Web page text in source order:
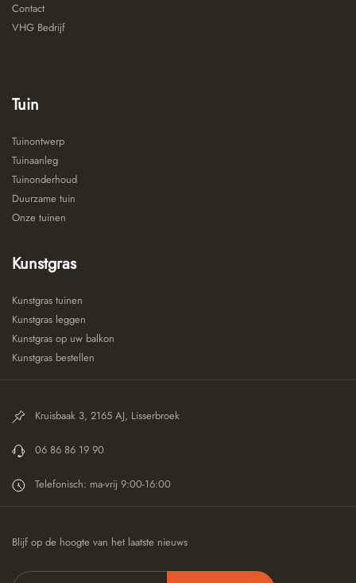
Contact
VHG Bedrijf
Tuin
Tuinontwerp
Tuinaanleg
Tuinonderhoud
Duurzame tuin
Onze tuinen
Kunstgras
Kunstgras tuinen
Kunstgras leggen
Kunstgras op uw balkon
Kunstgras bestellen
Kruisbaak 3, 2165 AJ, Lisserbroek
06 86 86 19 90
Telefonisch: ma-vrij 9:00-16:00
Blijf op de hoogte van het laatste nieuws